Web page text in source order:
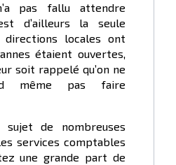
pas fallu attendre
d’ailleurs la seule
directions locales ont
étaient ouvertes,
soit rappelé qu’on ne
même pas faire
de nombreuses
services comptables
une grande part de